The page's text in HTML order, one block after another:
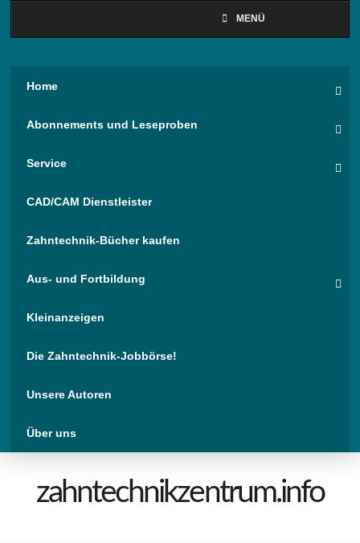
MENÜ
Home
Abonnements und Leseproben
Service
CAD/CAM Dienstleister
Zahntechnik-Bücher kaufen
Aus- und Fortbildung
Kleinanzeigen
Die Zahntechnik-Jobbörse!
Unsere Autoren
Über uns
zahntechnikzentrum.info